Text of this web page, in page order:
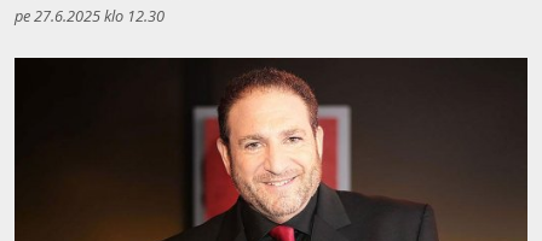
pe 27.6.2025 klo 12.30